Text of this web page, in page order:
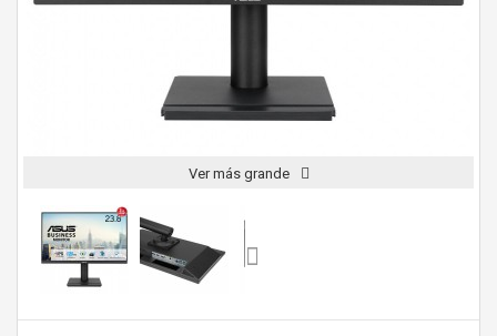
Ver más grande